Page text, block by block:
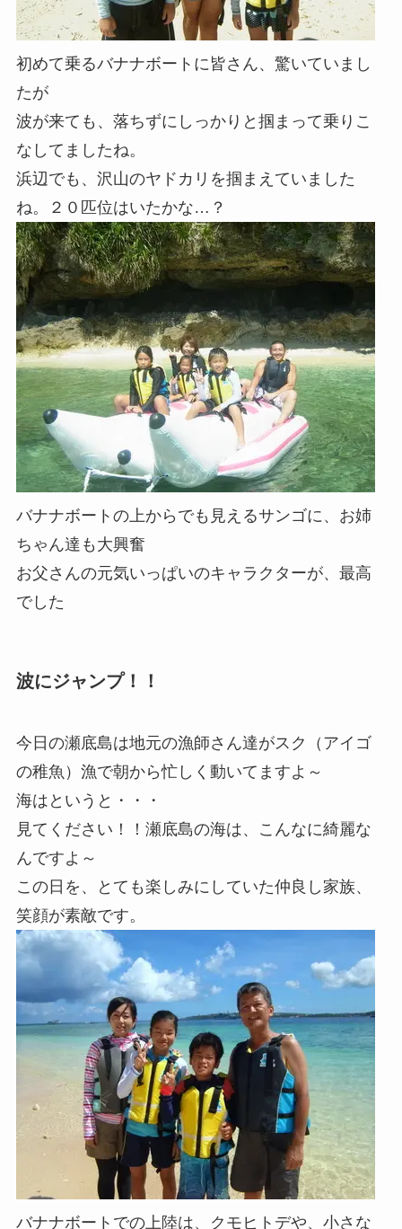
初めて乗るバナナボートに皆さん、驚いていまし
たが
波が来ても、落ちずにしっかりと掴まって乗りこ
なしてましたね。
浜辺でも、沢山のヤドカリを掴まえていました
ね。２０匹位はいたかな…？
バナナボートの上からでも見えるサンゴに、お姉
ちゃん達も大興奮
お父さんの元気いっぱいのキャラクターが、最高
でした
波にジャンプ！！
今日の瀬底島は地元の漁師さん達がスク（アイゴ
の稚魚）漁で朝から忙しく動いてますよ～
海はというと・・・
見てください！！瀬底島の海は、こんなに綺麗な
んですよ～
この日を、とても楽しみにしていた仲良し家族、
笑顔が素敵です。
バナナボートでの上陸は、クモヒトデや、小さな